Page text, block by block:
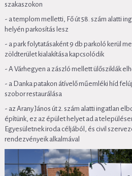
szakaszokon
- a templom melletti, Fő út 58. szám alatti
helyén parkosítás lesz
- a park folytatásaként 9 db parkoló kerül
zöldterület kialakítása kapcsolódik
- A Várhegyen a zászló mellett ülősziklák
- a Danka patakon átívelő műemléki híd
szobor restaurálása
- az Arany János út 2. szám alatti ingatlan
építünk, ez az épület helyet ad a
Egyesületnek iroda céljából, és civil
rendezvényeik alkalmával